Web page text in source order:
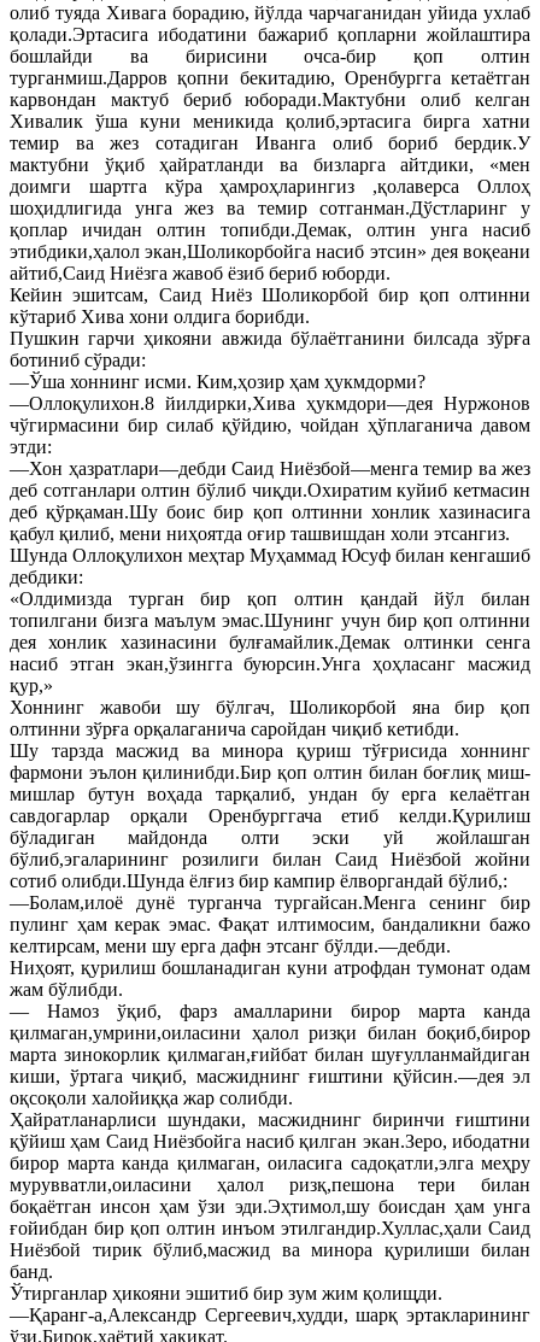
олиб туяда Хивага борадию, йўлда чарчаганидан уйида ухлаб
қолади.Эртасига ибодатини бажариб қопларни жойлаштира
бошлайди ва бирисини очса-бир қоп олтин
турганмиш.Дарров қопни бекитадию, Оренбургга кетаётган
карвондан мактуб бериб юборади.Мактубни олиб келган
Хивалик ўша куни меникида қолиб,эртасига бирга хатни
темир ва жез сотадиган Иванга олиб бориб бердик.У
мактубни ўқиб ҳайратланди ва бизларга айтдики, «мен
доимги шартга кўра ҳамроҳларингиз ,қолаверса Оллоҳ
шоҳидлигида унга жез ва темир сотганман.Дўстларинг у
қоплар ичидан олтин топибди.Демак, олтин унга насиб
этибдики,ҳалол экан,Шоликорбойга насиб этсин» дея воқеани
айтиб,Саид Ниёзга жавоб ёзиб бериб юборди.
Кейин эшитсам, Саид Ниёз Шоликорбой бир қоп олтинни
кўтариб Хива хони олдига борибди.
Пушкин гарчи ҳикояни авжида бўлаётганини билсада зўрға
ботиниб сўради:
—Ўша хоннинг исми. Ким,ҳозир ҳам ҳукмдорми?
—Оллоқулихон.8 йилдирки,Хива ҳукмдори—дея Нуржонов
чўгирмасини бир силаб қўйдию, чойдан ҳўплаганича давом
этди:
—Хон ҳазратлари—дебди Саид Ниёзбой—менга темир ва жез
деб сотганлари олтин бўлиб чиқди.Охиратим куйиб кетмасин
деб қўрқаман.Шу боис бир қоп олтинни хонлик хазинасига
қабул қилиб, мени ниҳоятда оғир ташвишдан холи этсангиз.
Шунда Оллоқулихон меҳтар Муҳаммад Юсуф билан кенгашиб
дебдики:
«Олдимизда турган бир қоп олтин қандай йўл билан
топилгани бизга маълум эмас.Шунинг учун бир қоп олтинни
дея хонлик хазинасини булғамайлик.Демак олтинки сенга
насиб этган экан,ўзингга буюрсин.Унга ҳоҳласанг масжид
қур,»
Хоннинг жавоби шу бўлгач, Шоликорбой яна бир қоп
олтинни зўрға орқалаганича саройдан чиқиб кетибди.
Шу тарзда масжид ва минора қуриш тўғрисида хоннинг
фармони эълон қилинибди.Бир қоп олтин билан боғлиқ миш-
мишлар бутун воҳада тарқалиб, ундан бу ерга келаётган
савдогарлар орқали Оренбурггача етиб келди.Қурилиш
бўладиган майдонда олти эски уй жойлашган
бўлиб,эгаларининг розилиги билан Саид Ниёзбой жойни
сотиб олибди.Шунда ёлғиз бир кампир ёлворгандай бўлиб,:
—Болам,илоё дунё турганча тургайсан.Менга сенинг бир
пулинг ҳам керак эмас. Фақат илтимосим, бандаликни бажо
келтирсам, мени шу ерга дафн этсанг бўлди.—дебди.
Ниҳоят, қурилиш бошланадиган куни атрофдан тумонат одам
жам бўлибди.
— Намоз ўқиб, фарз амалларини бирор марта канда
қилмаган,умрини,оиласини ҳалол ризқи билан боқиб,бирор
марта зинокорлик қилмаган,ғийбат билан шуғулланмайдиган
киши, ўртага чиқиб, масжиднинг ғиштини қўйсин.—дея эл
оқсоқоли халойиққа жар солибди.
Ҳайратланарлиси шундаки, масжиднинг биринчи ғиштини
қўйиш ҳам Саид Ниёзбойга насиб қилган экан.Зеро, ибодатни
бирор марта канда қилмаган, оиласига садоқатли,элга меҳру
мурувватли,оиласини ҳалол ризқ,пешона тери билан
боқаётган инсон ҳам ўзи эди.Эҳтимол,шу боисдан ҳам унга
ғойибдан бир қоп олтин инъом этилгандир.Хуллас,ҳали Саид
Ниёзбой тирик бўлиб,масжид ва минора қурилиши билан
банд.
Ўтирганлар ҳикояни эшитиб бир зум жим қолищди.
—Қаранг-а,Александр Сергеевич,худди, шарқ эртакларининг
ўзи.Бироқ,ҳаётий ҳақиқат.